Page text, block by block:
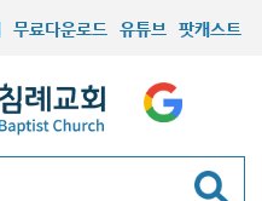
무료다운로드 유튜브 팟캐스트